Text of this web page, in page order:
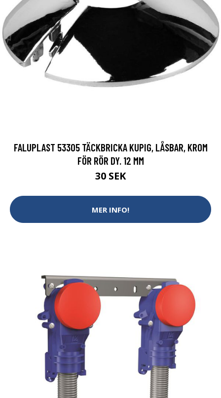
FALUPLAST 53305 TÄCKBRICKA KUPIG, LÅSBAR, KROM
FÖR RÖR DY. 12 MM
30 SEK
MER INFO!